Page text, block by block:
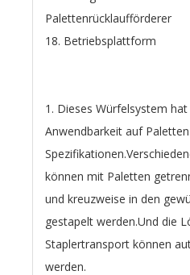
18.
1. Dieses Würfelsystem
Anwendbarkeit auf
können mit Paletten
und kreuzweise in den
gestapelt werden.Und die
Staplertransport können
werden.